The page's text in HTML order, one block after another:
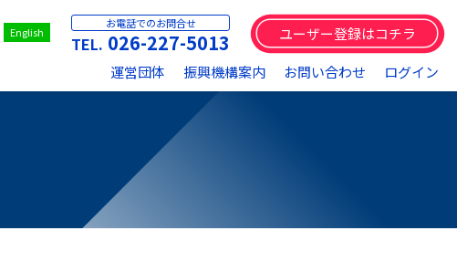
運営団体 振興機構案内 お問い合わせ ログイン
English
お電話でのお問合せ
026-227-5013 ユーザー登録はコチラ